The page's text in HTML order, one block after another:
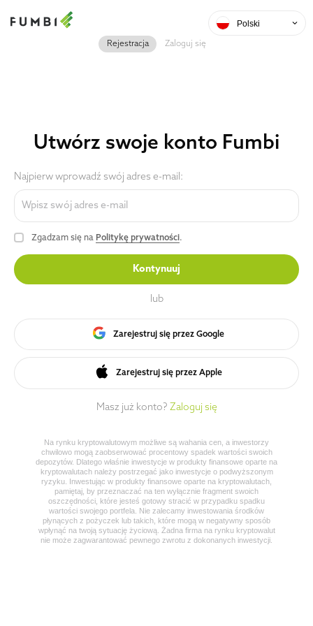
Polski
Rejestracja Zaloguj się
Utwórz swoje konto Fumbi
Najpierw wprowadź swój adres e-mail:
Zgadzam się na Politykę prywatności.
Kontynuuj
lub
Zarejestruj się przez Google
Zarejestruj się przez Apple
Masz już konto? Zaloguj się
Na rynku kryptowalutowym możliwe są wahania cen, a inwestorzy
chwilowo mogą zaobserwować procentowy spadek wartości swoich
depozytów. Dlatego właśnie inwestycje w produkty finansowe oparte na
kryptowalutach należy postrzegać jako inwestycje o podwyższonym
ryzyku. Inwestując w produkty finansowe oparte na kryptowalutach,
pamiętaj, by przeznaczać na ten wyłącznie fragment swoich
oszczędności, które jesteś gotowy stracić w przypadku spadku
wartości swojego portfela. Nie zalecamy inwestowania środków
płynących z pożyczek lub takich, które mogą w negatywny sposób
wpłynąć na twoją sytuację życiową. Żadna firma na rynku kryptowalut
nie może zagwarantować pewnego zwrotu z dokonanych inwestycji.